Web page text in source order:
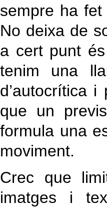
sempre ha
No deixa de
a cert punt
tenim una
d’autocrítica
que un
formula una
moviment.
Crec que
imatges i